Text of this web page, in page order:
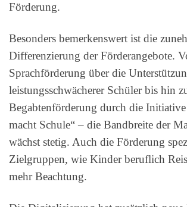
Förderung.
Besonders bemerkenswert ist die
Differenzierung der Förderangebote.
Sprachförderung über die
leistungsschwächerer Schüler bis hin
Begabtenförderung durch die
macht Schule“ – die Bandbreite der
wächst stetig. Auch die Förderung
Zielgruppen, wie Kinder beruflich
mehr Beachtung.